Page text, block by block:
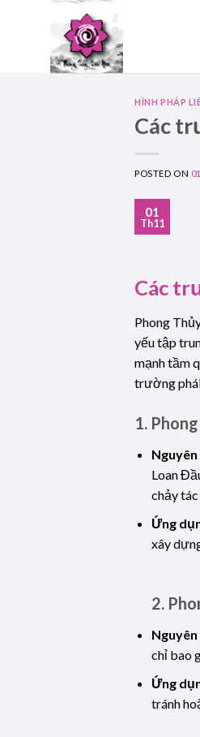
HÌNH PHÁP
Các
POSTED ON
01
Th11
Các
Phong
yếu tập
mạnh tầm
trường
1.
Loan
chảy
Ứng
xây
2.
chỉ bao
Ứng
tránh